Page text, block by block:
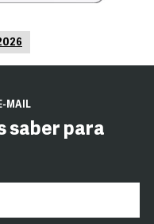
MAIL
saber para